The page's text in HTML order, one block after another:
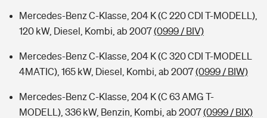
Mercedes-Benz C-Klasse, 204 K (C 220 CDI T-MODELL),
120 kW, Diesel, Kombi, ab 2007(0999 / BIV)
Mercedes-Benz C-Klasse, 204 K (C 320 CDI T-MODELL
4MATIC), 165 kW, Diesel, Kombi, ab 2007(0999 / BIW)
Mercedes-Benz C-Klasse, 204 K (C 63 AMG T-
MODELL), 336 kW, Benzin, Kombi, ab 2007(0999 / BIX)